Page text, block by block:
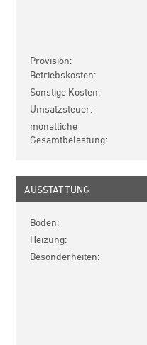
Provision
Betriebskosten
Sonstige Kosten
Umsatzsteuer
monatliche
Gesamtbelastung
AUSSTATTUNG
Böden
Heizung
Besonderheiten